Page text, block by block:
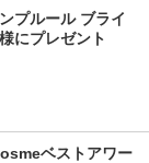
プルール ブライ
にプレゼント
ベストアワー